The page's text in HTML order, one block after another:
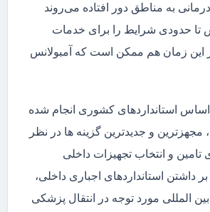
به مناطق دور افتاده می‌روند
تا حدودی شرایط را برای خدمات
این زمان هم ممکن است که آمبولانس
اساس استانداردهای کشوری انجام شده
مجهزترین و جدیدترین گزینه ها در نظر
تامین و انتخاب تجهیزات داخلی
بر داشتن استانداردهای اجباری داخلی،
المللی مورد توجه در انتقال پزشکی